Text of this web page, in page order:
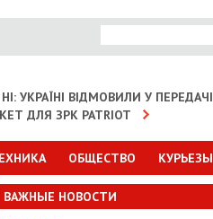
УКРАЇНІ ВІДМОВИЛИ У ПЕРЕДАЧІ
ДЛЯ ЗРК PATRIOT
ОБЩЕСТВО КУРЬЕЗЫ
ВАЖНЫЕ НОВОСТИ